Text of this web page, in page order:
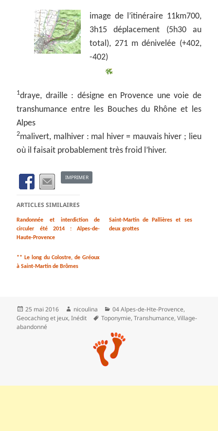
image de l’itinéraire 11km700,
3h15 déplacement (5h30 au
total), 271 m dénivelée (+402,
-402)
1draye, draille : désigne en Provence une voie de
transhumance entre les Bouches du Rhône et les
Alpes
2malivert, malhiver : mal hiver = mauvais hiver ; lieu
où il faisait probablement très froid l’hiver.
IMPRIMER
ARTICLES SIMILAIRES
Randonnée et interdiction de
circuler été 2014 : Alpes-de-
Haute-Provence
Saint-Martin de Pallières et ses
deux grottes
** Le long du Colostre, de Gréoux
à Saint-Martin de Brômes
Publié
le
25 mai 2016 Auteur
nicoulina Catégories
04 Alpes-de-Hte-Provence,
Geocaching et jeux,Inédit Mots-
clés
Toponymie,Transhumance,Village-
abandonné